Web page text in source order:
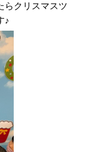
らクリスマスツ
♪